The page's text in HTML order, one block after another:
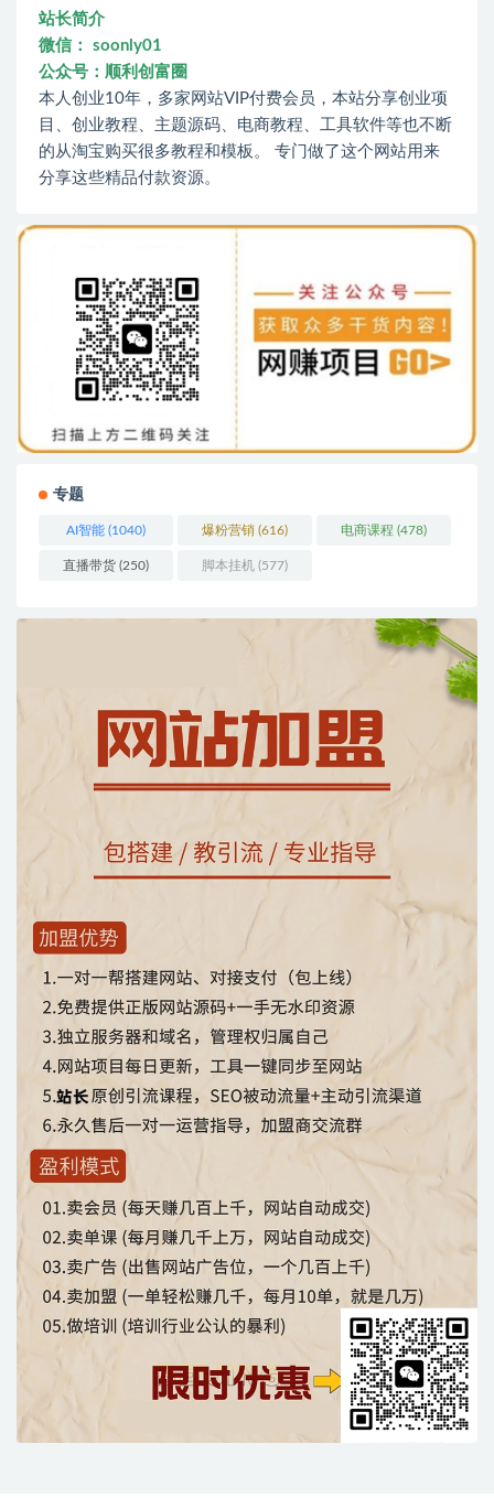
站长简介
微信： soonly01
公众号：顺利创富圈
本人创业10年，多家网站VIP付费会员，本站分享创业项
目、创业教程、主题源码、电商教程、工具软件等也不断
的从淘宝购买很多教程和模板。 专门做了这个网站用来
分享这些精品付款资源。
专题
AI智能 (1040) 爆粉营销 (616) 电商课程 (478)
直播带货 (250) 脚本挂机 (577)